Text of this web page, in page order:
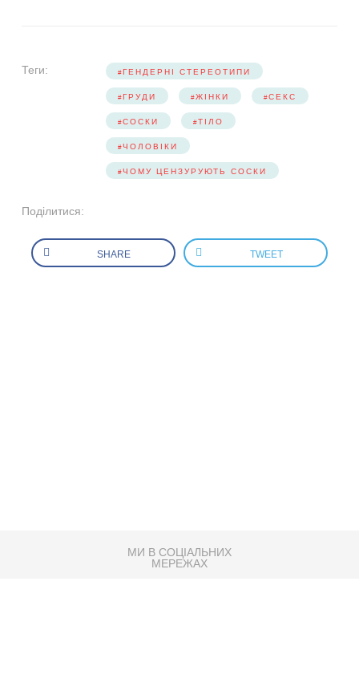
Теги: ГЕНДЕРНІ СТЕРЕОТИПИ
ГРУДИ ЖІНКИ СЕКС
СОСКИ ТІЛО
ЧОЛОВІКИ
ЧОМУ ЦЕНЗУРУЮТЬ СОСКИ
Поділитися:
SHARE TWEET
МИ В СОЦІАЛЬНИХ
МЕРЕЖАХ